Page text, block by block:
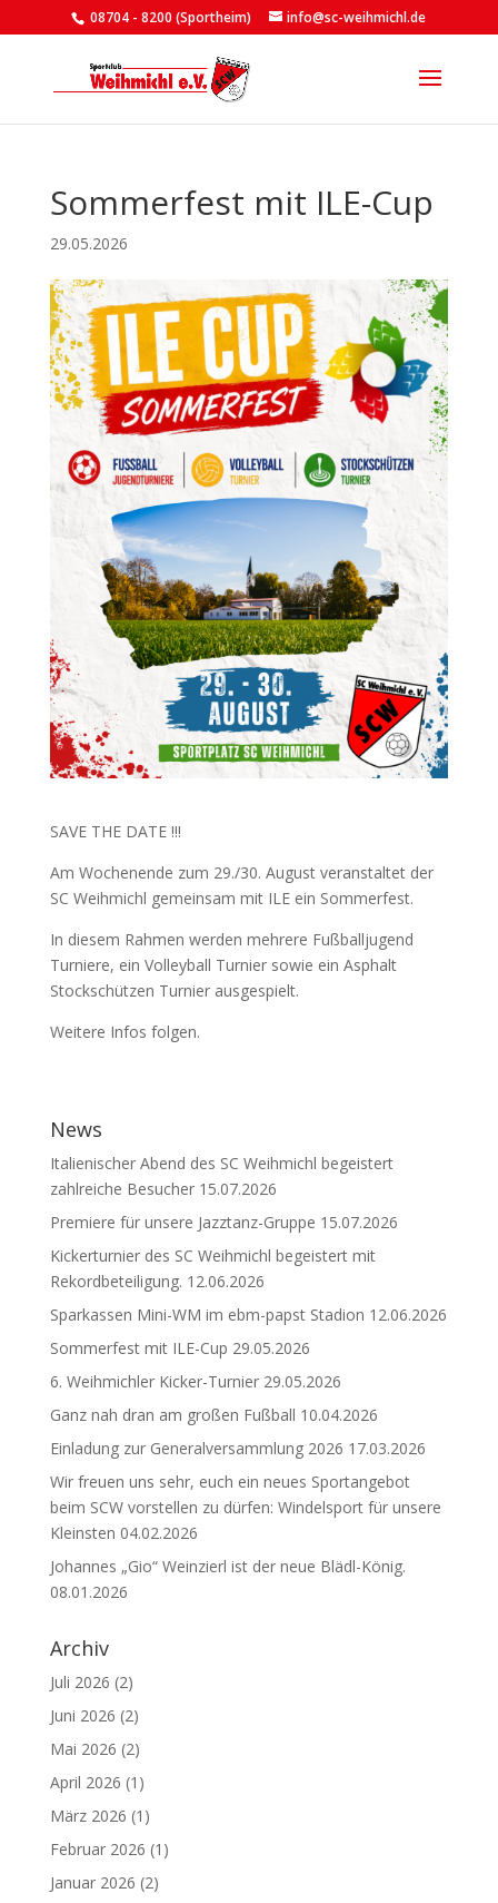
08704 - 8200 (Sportheim) info@sc-weihmichl.de
Sommerfest mit ILE-Cup
29.05.2026
SAVE THE DATE !!!
Am Wochenende zum 29./30. August veranstaltet der
SC Weihmichl gemeinsam mit ILE ein Sommerfest.
In diesem Rahmen werden mehrere Fußballjugend
Turniere, ein Volleyball Turnier sowie ein Asphalt
Stockschützen Turnier ausgespielt.
Weitere Infos folgen.
News
Italienischer Abend des SC Weihmichl begeistert
zahlreiche Besucher 15.07.2026
Premiere für unsere Jazztanz-Gruppe 15.07.2026
Kickerturnier des SC Weihmichl begeistert mit
Rekordbeteiligung. 12.06.2026
Sparkassen Mini-WM im ebm-papst Stadion 12.06.2026
Sommerfest mit ILE-Cup 29.05.2026
6. Weihmichler Kicker-Turnier 29.05.2026
Ganz nah dran am großen Fußball 10.04.2026
Einladung zur Generalversammlung 2026 17.03.2026
Wir freuen uns sehr, euch ein neues Sportangebot
beim SCW vorstellen zu dürfen: Windelsport für unsere
Kleinsten 04.02.2026
Johannes „Gio“ Weinzierl ist der neue Blädl-König.
08.01.2026
Archiv
Juli 2026 (2)
Juni 2026 (2)
Mai 2026 (2)
April 2026 (1)
März 2026 (1)
Februar 2026 (1)
Januar 2026 (2)